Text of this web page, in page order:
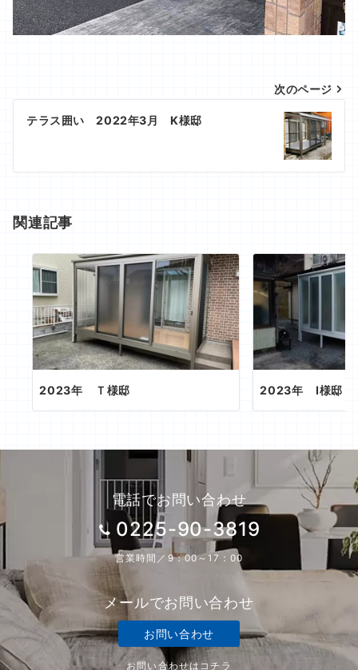
稿
ビ
ー
次のページ
テラス囲い 2022年3月 K様邸
関連記事
2023年 Ｔ様邸 2023年 I様邸
電話でお問い合わせ
0225-90-3819
営業時間／9：00～17：00
メールでお問い合わせ
お問い合わせ
お問い合わせはコチラ